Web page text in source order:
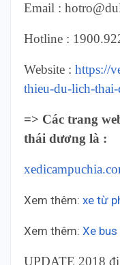
Email :
Hotline :
Website : https://
thieu-du-lich-
=> Các trang
thái dương là :
Xem thêm: xe từ
Xem thêm: Xe
UPDATE 2018